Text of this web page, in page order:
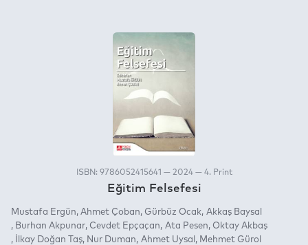
ISBN: 9786052415641 — 2024 — 4. Print
Eğitim Felsefesi
Mustafa Ergün Ahmet Çoban Gürbüz Ocak Akkaş Baysal
Burhan Akpunar Cevdet Epçaçan Ata Pesen
Oktay Akbaş
İlkay Doğan Taş
Nur Duman Ahmet Uysal
Mehmet Gürol